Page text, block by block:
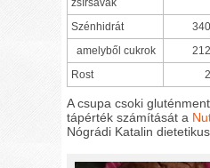
zsírsavak
Szénhidrát
amelyből cukrok
Rost
A csupa csoki
tápérték számítását a
Nógrádi Katalin